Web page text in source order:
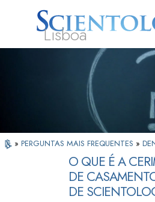
Lisboa
Scientology?
» PERGUNTAS MAIS FREQUENTES »
O QUE É A
DE
DE